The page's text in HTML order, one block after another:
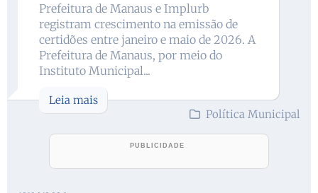
Prefeitura de Manaus e Implurb
registram crescimento na emissão de
certidões entre janeiro e maio de 2026. A
Prefeitura de Manaus, por meio do
Instituto Municipal...
Leia mais
Política Municipal